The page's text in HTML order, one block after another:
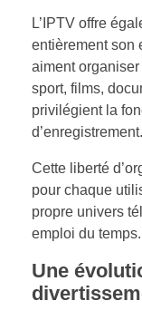
L’IPTV offre
entièrement son
aiment
sport, films,
privilégient la
d’enregistrement.
Cette liberté
pour chaque
propre univers
emploi du temps.
Une